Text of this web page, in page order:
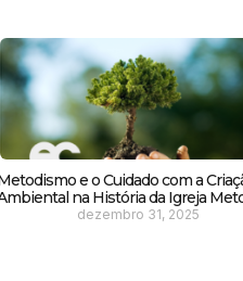
e o Cuidado com a
na História da Igreja
dezembro 31, 2025